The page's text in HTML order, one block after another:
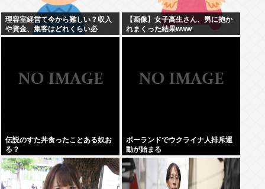
理容室経営て今から難しい？収入
や資金、集客はどれくらい必
要？？
【画像】女子高生さん、男に抱か
れまくった結果www
伝説のすた丼食ったことある奴お
る？
ポーランドでウクライナ人排斥運
動が始まる